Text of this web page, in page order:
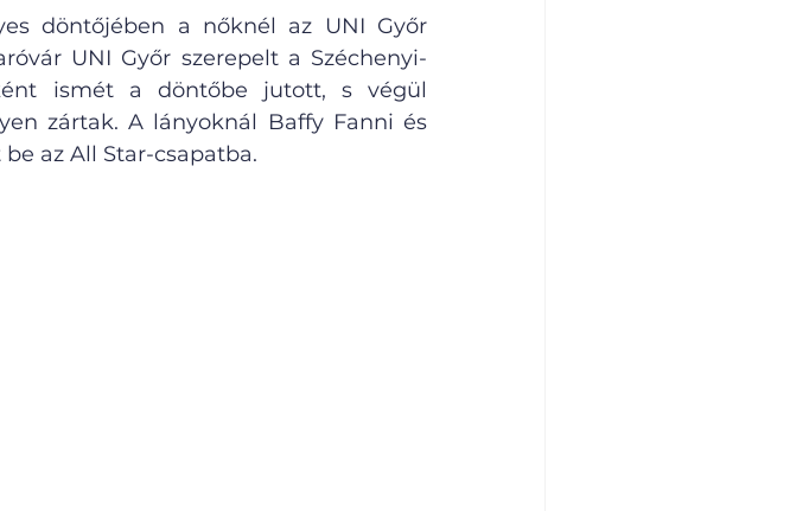
döntőjében a nőknél az UNI Győr
UNI Győr szerepelt a Széchenyi-
ismét a döntőbe jutott, s végül
zártak. A lányoknál Baffy Fanni és
az All Star-csapatba.